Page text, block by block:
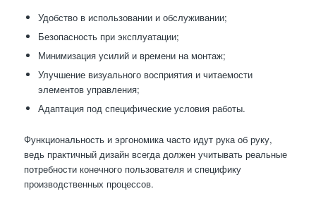
Удобство в использовании и обслуживании;
Безопасность при эксплуатации;
Минимизация усилий и времени на монтаж;
Улучшение визуального восприятия и читаемости
элементов управления;
Адаптация под специфические условия работы.
Функциональность и эргономика часто идут рука об руку,
ведь практичный дизайн всегда должен учитывать реальные
потребности конечного пользователя и специфику
производственных процессов.